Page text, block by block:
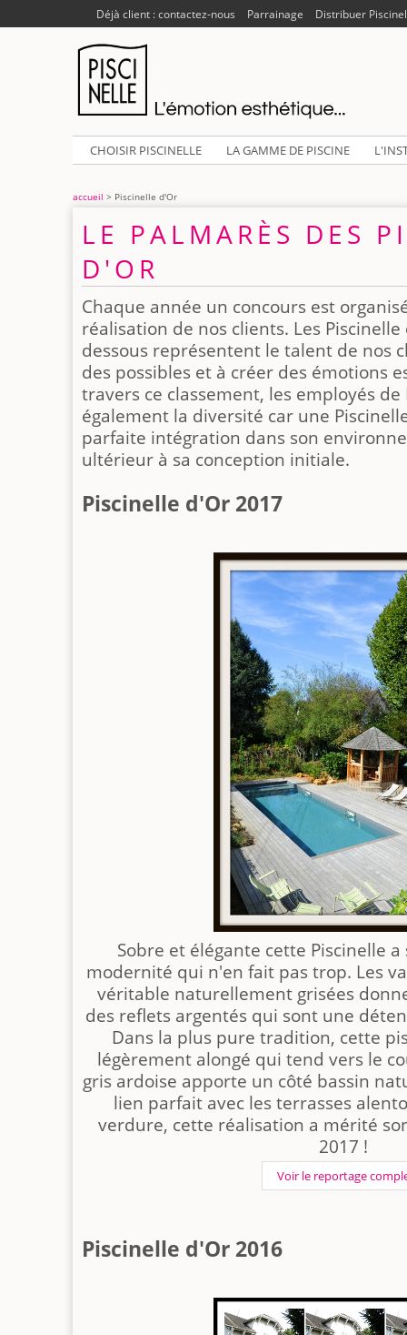
Déjà client : contactez-nous Parrainage Distribuer
CHOISIR PISCINELLE LA GAMME DE PISCINE
accueil > Piscinelle d'Or
LE PALMARÈS DES
D'OR
Chaque année un concours est
réalisation de nos clients. Les
dessous représentent le talent de nos
des possibles et à créer des émotions
travers ce classement, les employés
également la diversité car une
parfaite intégration dans son
ultérieur à sa conception initiale.
Piscinelle d'Or 2017
Sobre et élégante cette Piscinelle
modernité qui n'en fait pas trop. Les
véritable naturellement grisées
des reflets argentés qui sont une
Dans la plus pure tradition, cette
légèrement alongé qui tend vers le
gris ardoise apporte un côté bassin
lien parfait avec les terrasses
verdure, cette réalisation a mérité
2017 !
Voir le reportage
Piscinelle d'Or 2016